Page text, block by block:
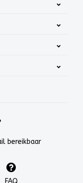
bereikbaar
FAQ